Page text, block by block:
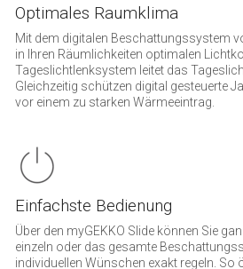
Optimales Raumklima
Mit dem digitalen Beschattungssystem
in Ihren Räumlichkeiten optimalen
Tageslichtlenksystem leitet das
Gleichzeitig schützen digital gesteuerte
vor einem zu starken Wärmeeintrag.
Einfachste Bedienung
Über den myGEKKO Slide können Sie
einzeln oder das gesamte
individuellen Wünschen exakt regeln. So